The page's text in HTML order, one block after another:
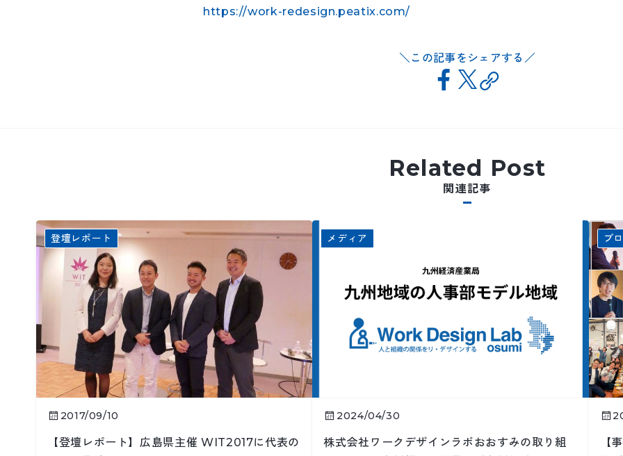
https://work-redesign.peatix.com/
この記事をシェアする
Related Post
関連記事
登壇レポート
2017/09/10
【登壇レポート】広島県主催 WIT2017に代表の
メディア
2024/04/30
株式会社ワークデザインラボおおすみの取り組
プ
【